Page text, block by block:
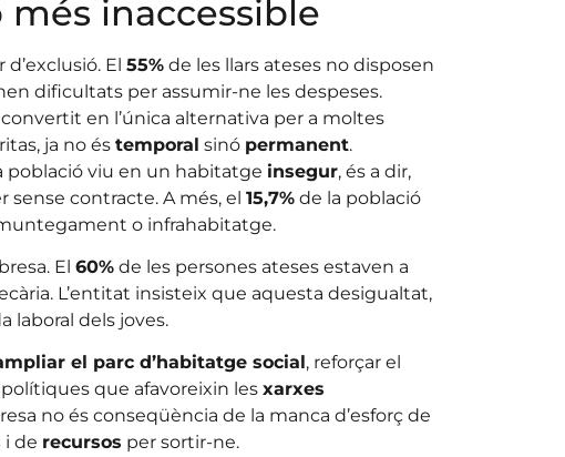
més inaccessible
El 55%de les llars ateses no disposen
dificultats per assumir-ne les despeses.
en l’única alternativa per a moltes
ja no és temporal sinó permanent.
població viu en un habitatge insegur, és a dir,
contracte. A més, el 15,7%de la població
o infrahabitatge.
El 60%de les persones ateses estaven a
L’entitat insisteix que aquesta desigualtat,
laboral dels joves.
el parc d’habitatge social, reforçar el
que afavoreixin les xarxes
no és conseqüència de la manca d’esforç de
i de recursos per sortir-ne.